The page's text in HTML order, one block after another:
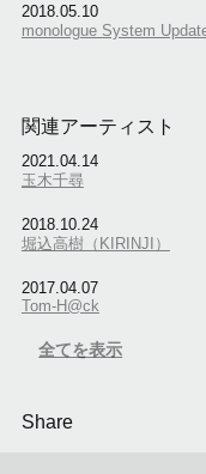
2018.05.10
monologue System
関連アーティスト
2021.04.14
玉木千尋
2018.10.24
堀込高樹（KIRINJI）
2017.04.07
Tom-H@ck
全てを表示
Share